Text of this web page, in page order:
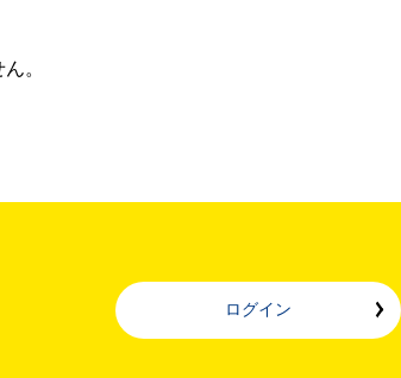
。
ログイン